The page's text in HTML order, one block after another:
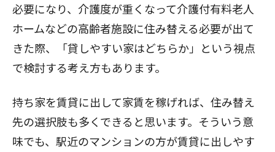
必要になり、介護度が重くなって介護付有料老人
ホームなどの高齢者施設に住み替える必要が出て
きた際、「貸しやすい家はどちらか」という視点
で検討する考え方もあります。
持ち家を賃貸に出して家賃を稼げれば、住み替え
先の選択肢も多くできると思います。そういう意
味でも、駅近のマンションの方が賃貸に出しやす